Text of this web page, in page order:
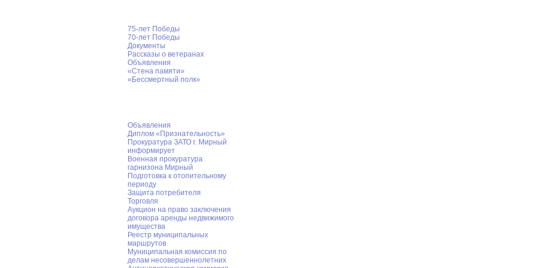
Документы
Рассказы о ветеранах
Объявления
«Стена памяти»
«Бессмертный полк»
Информация для населения
Прокуратура ЗАТО г. Мирный
информирует
Военная прокуратура
гарнизона Мирный
Подготовка к отопительному
периоду
Защита потребителя
Торговля
Аукцион на право заключения
договора аренды недвижимого
имущества
Реестр муниципальных
маршрутов
Муниципальная комиссия по
делам несовершеннолетних
Антинаркотическая комиссия
Опека и попечительство
Обучение иностранных граждан